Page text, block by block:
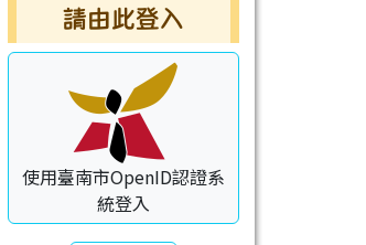
請由此登入
使用臺南市OpenID認證系
統登入